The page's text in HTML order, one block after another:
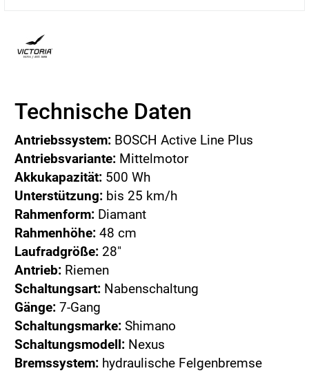
Technische Daten
Antriebssystem: BOSCH Active Line Plus
Antriebsvariante: Mittelmotor
Akkukapazität: 500 Wh
Unterstützung: bis 25 km/h
Rahmenform: Diamant
Rahmenhöhe: 48 cm
Laufradgröße: 28"
Antrieb: Riemen
Schaltungsart: Nabenschaltung
Gänge: 7-Gang
Schaltungsmarke: Shimano
Schaltungsmodell: Nexus
Bremssystem: hydraulische Felgenbremse